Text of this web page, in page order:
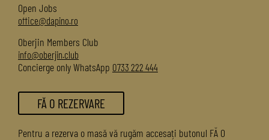
Open Jobs
office@dapino.ro
Oberjin Members Club
info@oberjin.club
Concierge only WhatsApp 0733 222 444
FĂ O REZERVARE
Pentru a rezerva o masă vă rugăm accesați butonul FĂ O